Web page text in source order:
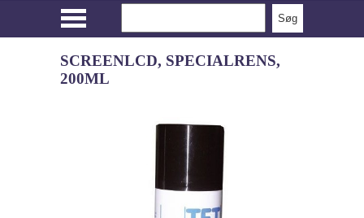
SCREENLCD, SPECIALRENS,
200ML